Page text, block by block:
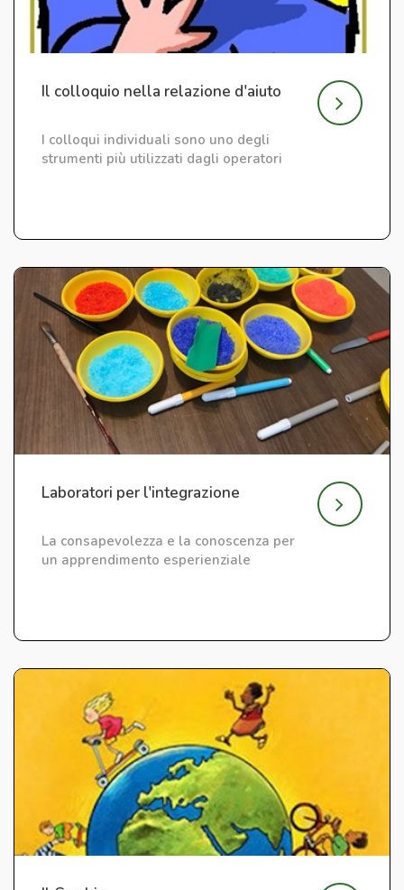
Il colloquio nella relazione d'aiuto
I colloqui individuali sono uno degli
strumenti più utilizzati dagli operatori
Laboratori per l'integrazione
La consapevolezza e la conoscenza per
un apprendimento esperienziale